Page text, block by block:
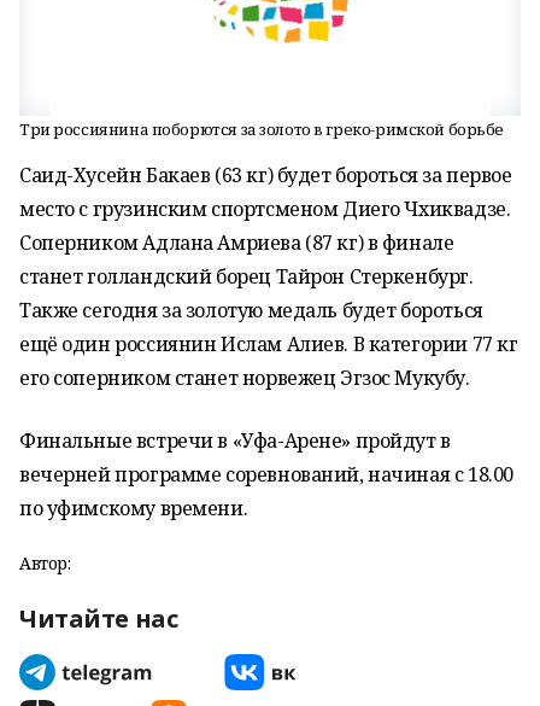
Три россиянина поборются за золото в греко-римской борьбе
Саид-Хусейн Бакаев (63 кг) будет бороться за первое
место с грузинским спортсменом Диего Чхиквадзе.
Соперником Адлана Амриева (87 кг) в финале
станет голландский борец Тайрон Стеркенбург.
Также сегодня за золотую медаль будет бороться
ещё один россиянин Ислам Алиев. В категории 77 кг
его соперником станет норвежец Эгзос Мукубу.
Финальные встречи в «Уфа-Арене» пройдут в
вечерней программе соревнований, начиная с 18.00
по уфимскому времени.
Автор:
Читайте нас